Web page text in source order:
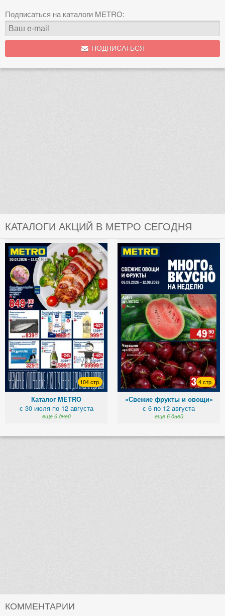
Подписаться на каталоги METRO:
ПОДПИСАТЬСЯ
КАТАЛОГИ АКЦИЙ В МЕТРО СЕГОДНЯ
104 стр.
Каталог METRO
с 30 июля по 12 августа
еще 6 дней
4 стр.
«Свежие фрукты и овощи»
с 6 по 12 августа
еще 6 дней
КОММЕНТАРИИ